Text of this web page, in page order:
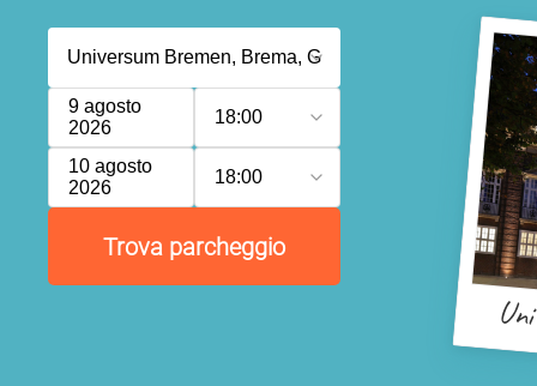
9 agosto
2026
18:00
10 agosto
2026
18:00
Trova parcheggio